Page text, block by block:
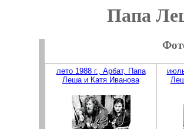
Папа
лето 1988 г., Арбат, Папа
Леша и Катя Иванова